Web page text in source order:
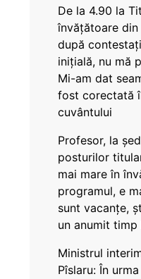
De la 4.90 la
învățătoare
după
inițială, nu mă
Mi-am dat
fost corectată
cuvântului
Profesor, la
posturilor
mai mare în
programul, e
sunt vacanţe,
un anumit timp
Ministrul
Pîslaru: În